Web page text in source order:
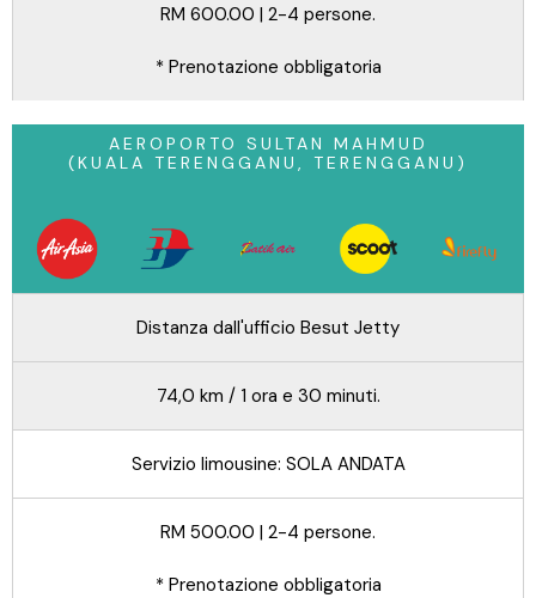
RM 600.00 | 2-4 persone.
* Prenotazione obbligatoria
AEROPORTO SULTAN MAHMUD
(KUALA TERENGGANU, TERENGGANU)
Distanza dall'ufficio Besut Jetty
74,0 km / 1 ora e 30 minuti.
Servizio limousine: SOLA ANDATA
RM 500.00 | 2-4 persone.
* Prenotazione obbligatoria